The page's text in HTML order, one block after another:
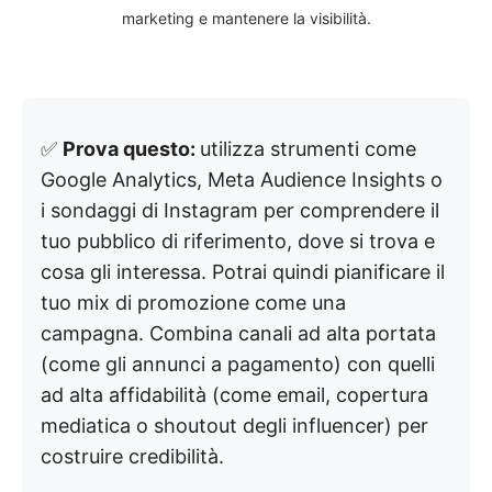
marketing e mantenere la visibilità.
✅ Prova questo: utilizza strumenti come
Google Analytics, Meta Audience Insights o
i sondaggi di Instagram per comprendere il
tuo pubblico di riferimento, dove si trova e
cosa gli interessa. Potrai quindi pianificare il
tuo mix di promozione come una
campagna. Combina canali ad alta portata
(come gli annunci a pagamento) con quelli
ad alta affidabilità (come email, copertura
mediatica o shoutout degli influencer) per
costruire credibilità.